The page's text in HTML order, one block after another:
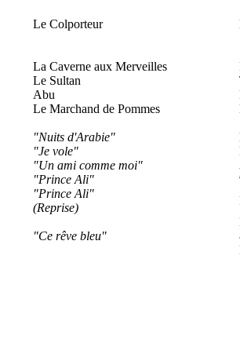
Le Colporteur
La Caverne aux Merveilles
Le Sultan
Abu
Le Marchand de Pommes
"Nuits d'Arabie"
"Je vole"
"Un ami comme moi"
"Prince Ali"
"Prince Ali"
(Reprise)
"Ce rêve bleu"